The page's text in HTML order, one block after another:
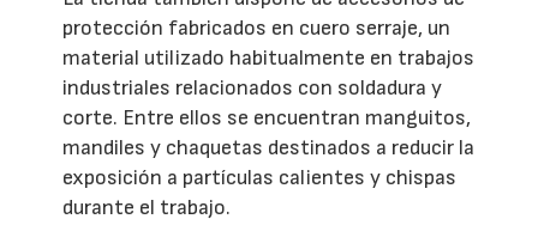
protección fabricados en cuero serraje, un
material utilizado habitualmente en trabajos
industriales relacionados con soldadura y
corte. Entre ellos se encuentran manguitos,
mandiles y chaquetas destinados a reducir la
exposición a partículas calientes y chispas
durante el trabajo.